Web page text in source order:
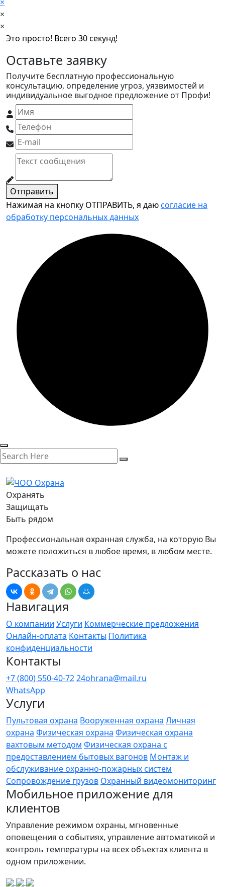
×
×
Это просто! Всего 30 секунд!
Оставьте заявку
Получите бесплатную профессиональную
консультацию, определение угроз, уязвимостей и
индивидуальное выгодное предложение от Профи!
Отправить
Нажимая на кнопку ОТПРАВИТЬ, я даюсогласие на
обработку персональных данных
Охранять
Защищать
Быть рядом
Профессиональная охранная служба, на которую Вы
можете положиться в любое время, в любом месте.
Рассказать о нас
Навигация
О компании Услуги Коммерческие предложения
Онлайн-оплата Контакты Политика
конфиденциальности
Контакты
+7 (800) 550-40-7224ohrana@mail.ru
WhatsApp
Услуги
Пультовая охрана Вооруженная охрана Личная
охрана Физическая охрана Физическая охрана
вахтовым методом Физическая охрана с
предоставлением бытовых вагонов Монтаж и
обслуживание охранно-пожарных систем
Сопровождение грузов Охранный видеомониторинг
Мобильное приложение для
клиентов
Управление режимом охраны, мгновенные
оповещения о событиях, управление автоматикой и
контроль температуры на всех объектах клиента в
одном приложении.